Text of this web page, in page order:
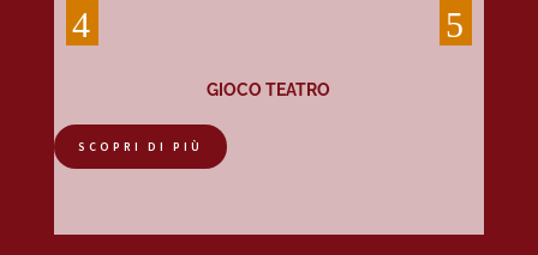
GIOCO TEATRO
SCOPRI DI PIÙ